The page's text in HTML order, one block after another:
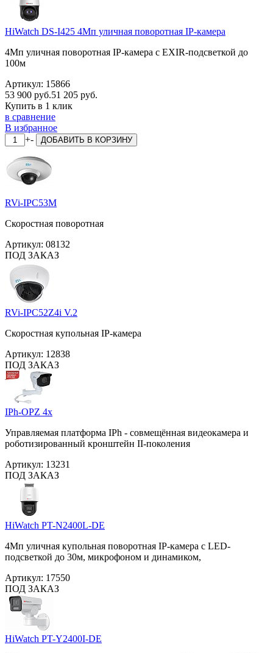
HiWatch DS-I425 4Мп уличная поворотная IP-камера
4Мп уличная поворотная IP-камера с EXIR-подсветкой до
100м
Артикул: 15866
53 900 руб.51 205 руб.
Купить в 1 клик
в сравнение
В избранное
+- ДОБАВИТЬ В КОРЗИНУ
RVi-IPC53M
Скоростная поворотная
Артикул: 08132
ПОД ЗАКАЗ
RVi-IPC52Z4i V.2
Скоростная купольная IP-камера
Артикул: 12838
ПОД ЗАКАЗ
IPh-OPZ 4x
Управляемая платформа IPh - совмещённая видеокамера и
роботизированный кронштейн II-поколения
Артикул: 13231
ПОД ЗАКАЗ
HiWatch PT-N2400L-DE
4Мп уличная купольная поворотная IP-камера с LED-
подсветкой до 30м, микрофоном и динамиком,
Артикул: 17550
ПОД ЗАКАЗ
HiWatch PT-Y2400I-DE